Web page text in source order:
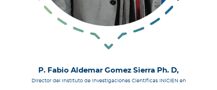
P. Fabio Aldemar Gomez Sierra Ph. D,
Director del Instituto de Investigaciones Científicas INICIEN en